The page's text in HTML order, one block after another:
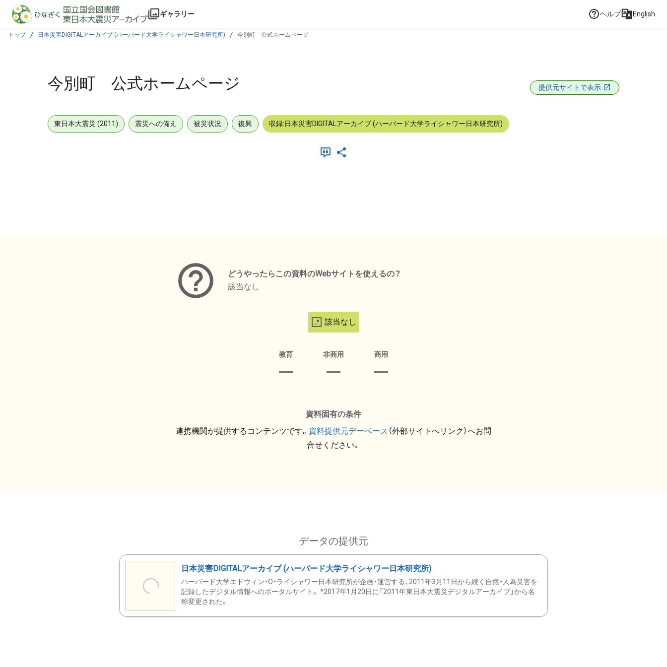
本文に飛ぶ
ギャラリー ヘルプ English
トップ 日本災害DIGITALアーカイブ (ハーバード大学ライシャワー日本研究所) 今別町 公式ホームページ
今別町 公式ホームページ 提供元サイトで表示
東日本大震災 (2011) 震災への備え 被災状況 復興 収録:日本災害DIGITALアーカイブ (ハーバード大学ライシャワー日本研究所)
どうやったらこの資料のWebサイトを使えるの？
該当なし
該当なし
教育 非商用 商用
資料固有の条件
連携機関が提供するコンテンツです。 資料提供元デーベース （外部サイトへリンク）へお問
合せください。
データの提供元
日本災害DIGITALアーカイブ (ハーバード大学ライシャワー日本研究所)
ハーバード大学エドウィン・O・ライシャワー日本研究所が企画・運営する、2011年3月11日から続く自然・人為災害を
記録したデジタル情報へのポータルサイト。 *2017年1月20日に「2011年東日本大震災デジタルアーカイブ」から名
称変更された。